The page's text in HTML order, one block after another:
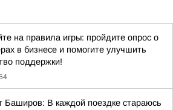
на правила игры: пройдите опрос о
в бизнесе и помогите улучшить
поддержки!
Баширов: В каждой поездке стараюсь